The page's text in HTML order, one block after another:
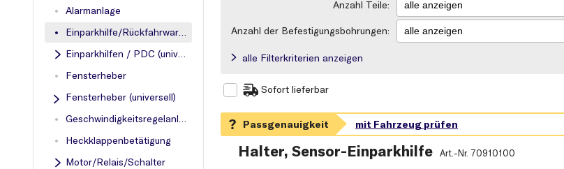
Alarmanlage
Einparkhilfe/Rückfahrwarner
Einparkhilfen / PDC (universell)
Fensterheber
Fensterheber (universell)
Geschwindigkeitsregelanlage
Heckklappenbetätigung
Motor/Relais/Schalter
Anzahl Teile:
Anzahl der Befestigungsbohrungen:
alle Filterkriterien anzeigen
Sofort lieferbar
Halter, Sensor-Einparkhilfe Art.-Nr. 70910100